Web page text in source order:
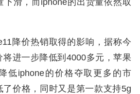
下滑，而iphone的出货量依然取
降价热销取得的影响，据称今
将进一步降低到4000多元，苹果
低iphone的价格夺取更多的市
了价格，同时又是第一款支持5g